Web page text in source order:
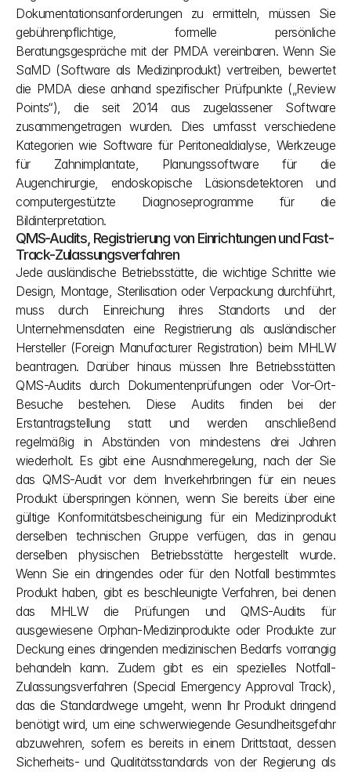
Dokumentationsanforderungen zu ermitteln, müssen Sie
gebührenpflichtige, formelle persönliche
Beratungsgespräche mit der PMDA vereinbaren. Wenn Sie
SaMD (Software als Medizinprodukt) vertreiben, bewertet
die PMDA diese anhand spezifischer Prüfpunkte („Review
Points“), die seit 2014 aus zugelassener Software
zusammengetragen wurden. Dies umfasst verschiedene
Kategorien wie Software für Peritonealdialyse, Werkzeuge
für Zahnimplantate, Planungssoftware für die
Augenchirurgie, endoskopische Läsionsdetektoren und
computergestützte Diagnoseprogramme für die
Bildinterpretation.
QMS-Audits, Registrierung von Einrichtungen und Fast-
Track-Zulassungsverfahren
Jede ausländische Betriebsstätte, die wichtige Schritte wie
Design, Montage, Sterilisation oder Verpackung durchführt,
muss durch Einreichung ihres Standorts und der
Unternehmensdaten eine Registrierung als ausländischer
Hersteller (Foreign Manufacturer Registration) beim MHLW
beantragen. Darüber hinaus müssen Ihre Betriebsstätten
QMS-Audits durch Dokumentenprüfungen oder Vor-Ort-
Besuche bestehen. Diese Audits finden bei der
Erstantragstellung statt und werden anschließend
regelmäßig in Abständen von mindestens drei Jahren
wiederholt. Es gibt eine Ausnahmeregelung, nach der Sie
das QMS-Audit vor dem Inverkehrbringen für ein neues
Produkt überspringen können, wenn Sie bereits über eine
gültige Konformitätsbescheinigung für ein Medizinprodukt
derselben technischen Gruppe verfügen, das in genau
derselben physischen Betriebsstätte hergestellt wurde.
Wenn Sie ein dringendes oder für den Notfall bestimmtes
Produkt haben, gibt es beschleunigte Verfahren, bei denen
das MHLW die Prüfungen und QMS-Audits für
ausgewiesene Orphan-Medizinprodukte oder Produkte zur
Deckung eines dringenden medizinischen Bedarfs vorrangig
behandeln kann. Zudem gibt es ein spezielles Notfall-
Zulassungsverfahren (Special Emergency Approval Track),
das die Standardwege umgeht, wenn Ihr Produkt dringend
benötigt wird, um eine schwerwiegende Gesundheitsgefahr
abzuwehren, sofern es bereits in einem Drittstaat, dessen
Sicherheits- und Qualitätsstandards von der Regierung als